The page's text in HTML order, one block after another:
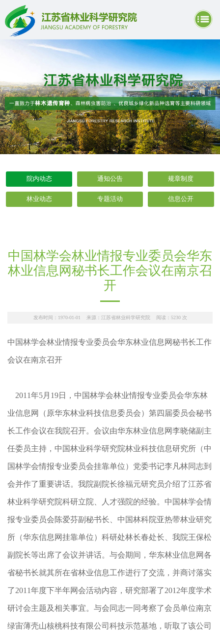
院内动态 通知公告 规章制度
林业动态 专题活动 信息公开
中国林学会林业情报专业委员会华东
林业信息网秘书长工作会议在南京召
开
发布时间：1970-01-01 来源：江苏省林业科学研究院 阅读： 5230次
中国林学会林业情报专业委员会华东林业信息网秘书长工作
会议在南京召开
2011年5月19日，中国林学会林业情报专业委员会华东林
业信息网（原华东林业科技信息委员会）第四届委员会秘书
长工作会议在我院召开。会议由华东林业信息网李晓储副主
任委员主持，中国林业科学研究院林业科技信息研究所（中
国林学会情报专业委员会挂靠单位）党委书记李凡林同志到
会并作了重要讲话。我院副院长徐福元研究员介绍了江苏省
林业科学研究院科研立院、人才强院的经验。中国林学会情
报专业委员会陈爱芬副秘书长、中国林科院亚热带林业研究
所（华东信息网挂靠单位）科研处林长春处长、我院王保松
副院长等出席了会议并讲话。与会期间，华东林业信息网各
省秘书长就其所在省林业信息工作进行了交流，并商讨落实
了2011年度下半年网会活动内容，研究部署了2012年度学术
研讨会主题及相关事宜。与会同志一同考察了会员单位南京
绿宙薄壳山核桃科技有限公司科技示范基地，听取了该公司